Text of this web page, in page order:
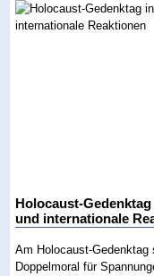
Holocaust-
und internationale
Am Holocaust-
Doppelmoral für